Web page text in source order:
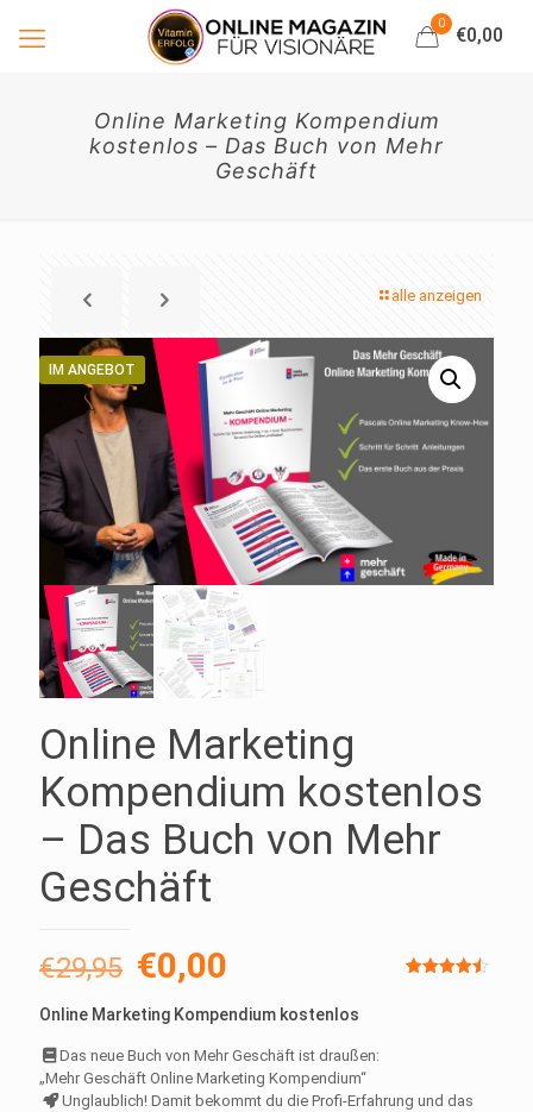
0
€0,00
Online Marketing Kompendium
kostenlos – Das Buch von Mehr
Geschäft
alle anzeigen
IM ANGEBOT
Online Marketing
Kompendium kostenlos
– Das Buch von Mehr
Geschäft
€29,95 Ursprünglicher
Preis
war:
€29,95
€0,00
Preis
€0,00.
Online Marketing Kompendium kostenlos
Das neue Buch von Mehr Geschäft ist draußen:
„Mehr Geschäft Online Marketing Kompendium“
Unglaublich! Damit bekommt du die Profi-Erfahrung und das